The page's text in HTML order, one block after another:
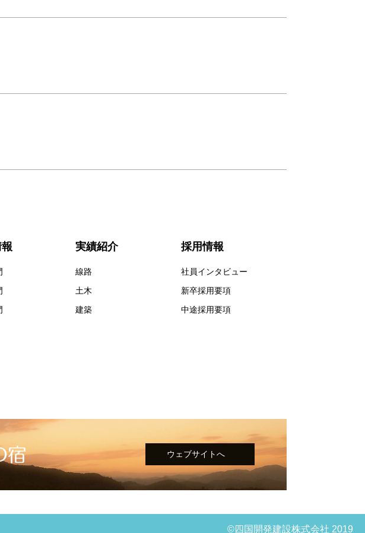
実績紹介
線路
土木
建築
採用情報
社員インタビュー
新卒採用要項
中途採用要項
ウェブサイトへ
©四国開発建設株式会社 2019